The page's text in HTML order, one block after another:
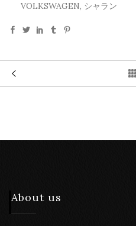
VOLKSWAGEN, シャラン
About us